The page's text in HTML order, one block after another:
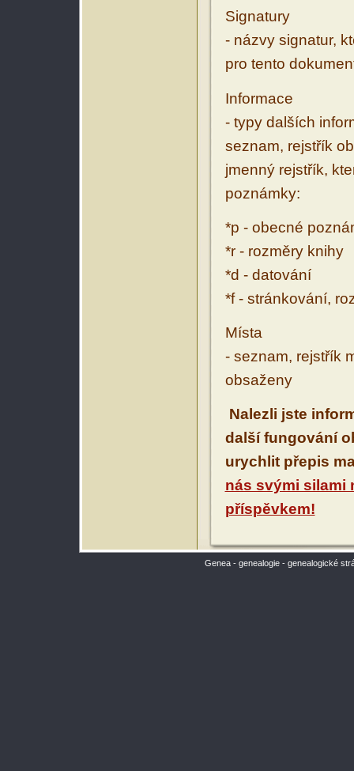
Signatury
- názvy signatur,
pro tento
Informace
- typy dalších
seznam, rejstřík
jmenný rejstřík,
poznámky:
*p - obecné
*r - rozměry knihy
*d - datování
*f - stránkování,
Místa
- seznam, rejstřík
obsaženy
Nalezli jste
další fungování
urychlit přepis
nás svými silami
příspěvkem!
Genea - genealogie - genealogické